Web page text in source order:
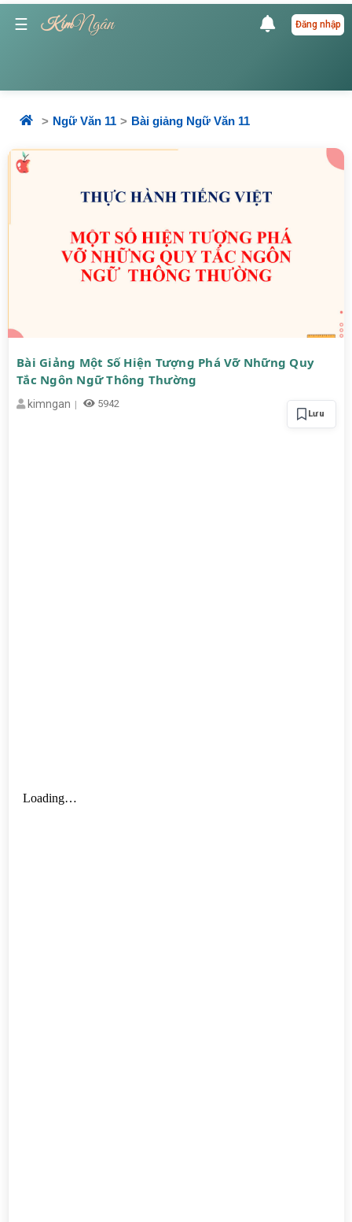
☰ KimNgân Đăng nhập
Ngữ Văn 11 Bài giảng Ngữ Văn 11
Bài Giảng Một Số Hiện Tượng Phá Vỡ Những Quy
Tắc Ngôn Ngữ Thông Thường
kimngan 5942
Lưu